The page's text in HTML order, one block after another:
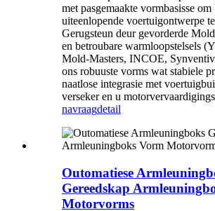
met pasgemaakte vormbasisse om
uiteenlopende voertuigontwerpe
Gerugsteun deur gevorderde
en betroubare warmloopstelsels
Mold-Masters, INCOE,
ons robuuste vorms wat stabiele
naatlose integrasie met
verseker en u
navraagdetail
Outomatiese
Gereedskap
Motorvorms